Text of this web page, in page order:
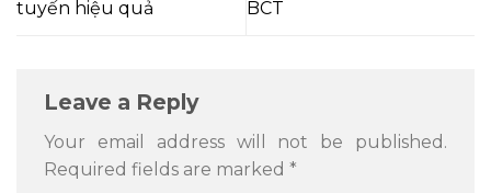
tuyến hiệu quả BCT
Leave a Reply
Your email address will not be published.
Required fields are marked *